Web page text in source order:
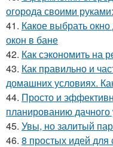
огорода своими
41. Какое выбрать
окон в бане
42. Как сэкономить на
43. Как правильно и
домашних условиях.
44. Просто и
планированию дачного
45. Увы, но залитый
46. 8 простых идей